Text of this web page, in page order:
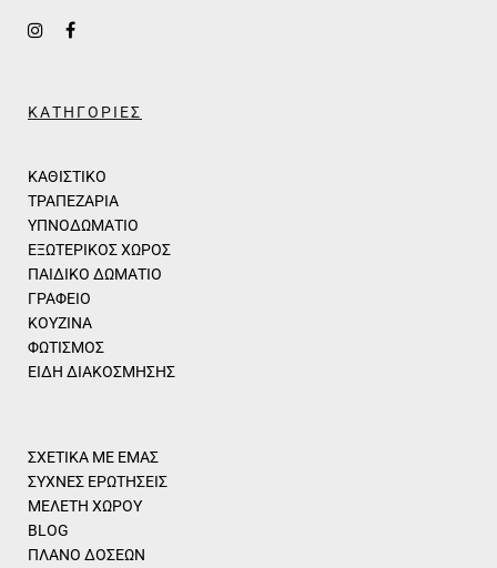
ΚΑΤΗΓΟΡΙΕΣ
ΚΑΘΙΣΤΙΚΟ
ΤΡΑΠΕΖΑΡΙΑ
ΥΠΝΟΔΩΜΑΤΙΟ
ΕΞΩΤΕΡΙΚΟΣ ΧΩΡΟΣ
ΠΑΙΔΙΚΟ ΔΩΜΑΤΙΟ
ΓΡΑΦΕΙΟ
ΚΟΥΖΙΝΑ
ΦΩΤΙΣΜΟΣ
ΕΙΔΗ ΔΙΑΚΟΣΜΗΣΗΣ
ΣΧΕΤΙΚΑ ΜΕ ΕΜΑΣ
ΣΥΧΝΕΣ ΕΡΩΤΗΣΕΙΣ
ΜΕΛΕΤΗ ΧΩΡΟΥ
BLOG
ΠΛΑΝΟ ΔΟΣΕΩΝ